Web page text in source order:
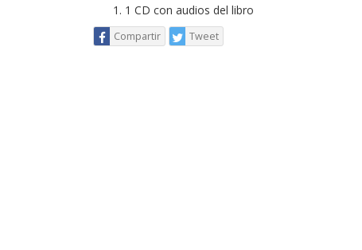
1 CD con audios del libro
Compartir Tweet